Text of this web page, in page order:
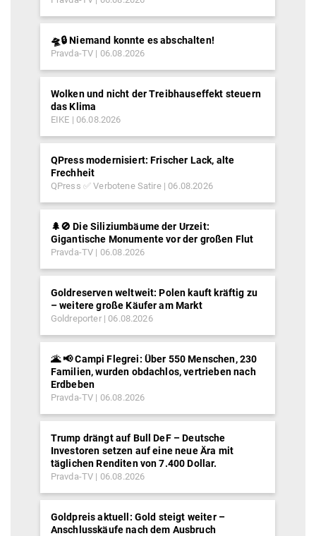
🛸🔒 Niemand konnte es abschalten!
Pravda-TV 06.08.2026
Wolken und nicht der Treibhauseffekt steuern
das Klima
EIKE 06.08.2026
QPress modernisiert: Frischer Lack, alte
Frechheit
QPress ✅ Verbotene Satire 06.08.2026
🌲🚫 Die Siliziumbäume der Urzeit:
Gigantische Monumente vor der großen Flut
Pravda-TV 06.08.2026
Goldreserven weltweit: Polen kauft kräftig zu
– weitere große Käufer am Markt
Goldreporter 06.08.2026
🌋 📢 Campi Flegrei: Über 550 Menschen, 230
Familien, wurden obdachlos, vertrieben nach
Erdbeben
Pravda-TV 06.08.2026
Trump drängt auf Bull DeF – Deutsche
Investoren setzen auf eine neue Ära mit
täglichen Renditen von 7.400 Dollar.
Pravda-TV 06.08.2026
Goldpreis aktuell: Gold steigt weiter –
Anschlusskäufe nach dem Ausbruch